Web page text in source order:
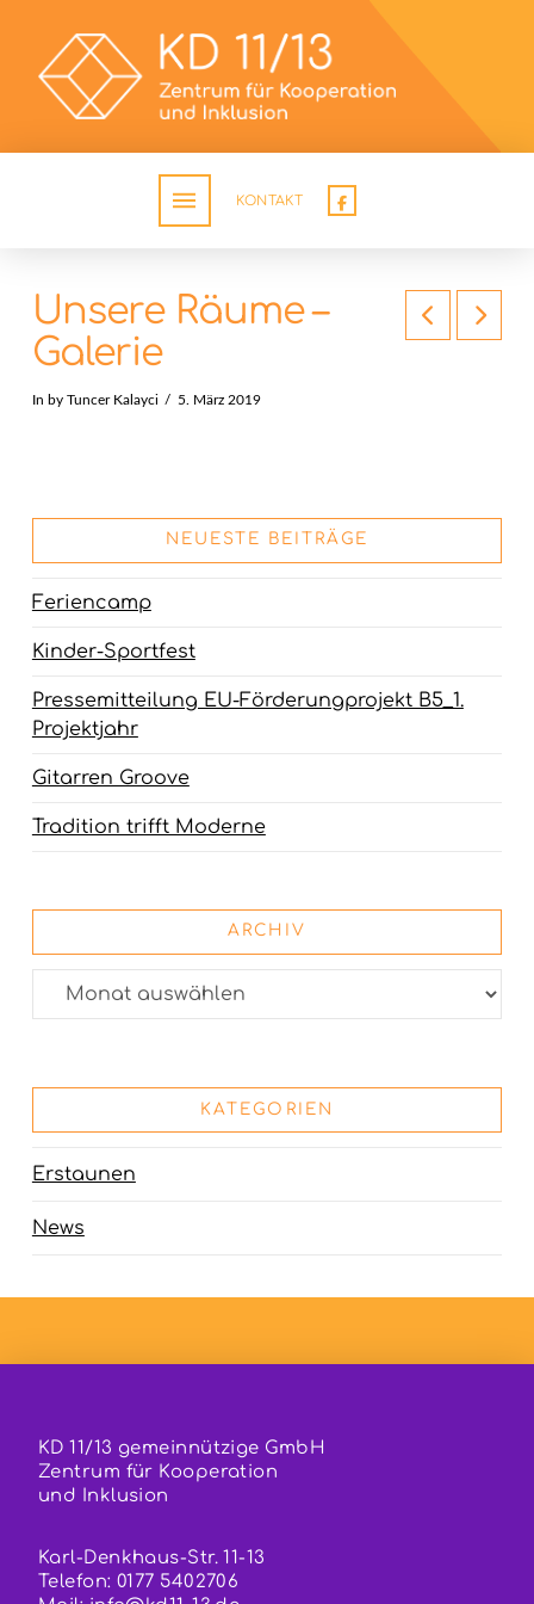
KONTAKT
Unsere Räume –
Galerie
In by Tuncer Kalayci 5. März 2019
NEUESTE BEITRÄGE
Feriencamp
Kinder-Sportfest
Pressemitteilung EU-Förderungprojekt B5_1.
Projektjahr
Gitarren Groove
Tradition trifft Moderne
ARCHIV
Archiv
KATEGORIEN
Erstaunen
News
KD 11/13 gemeinnützige GmbH
Zentrum für Kooperation
und Inklusion
Karl-Denkhaus-Str. 11-13
Telefon: 0177 5402706